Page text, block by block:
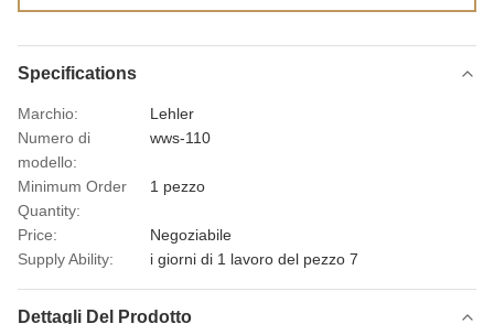
Specifications
Marchio:
Lehler
Numero di
modello:
wws-110
Minimum Order
Quantity:
1 pezzo
Price:
Negoziabile
Supply Ability:
i giorni di 1 lavoro del pezzo 7
Dettagli Del Prodotto